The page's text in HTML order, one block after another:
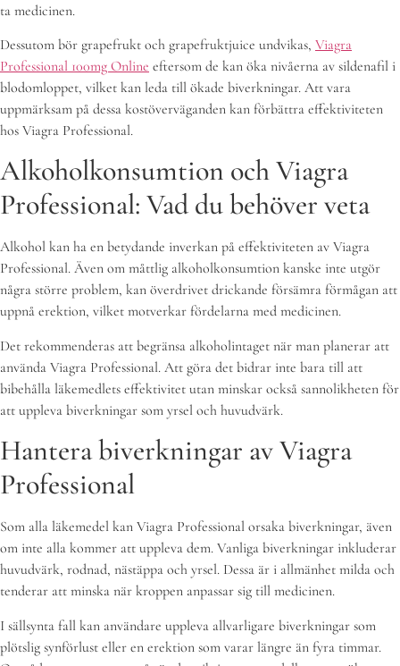
ta medicinen.
Dessutom bör grapefrukt och grapefruktjuice undvikas, Viagra
Professional 100mg Online eftersom de kan öka nivåerna av sildenafil i
blodomloppet, vilket kan leda till ökade biverkningar. Att vara
uppmärksam på dessa kostöverväganden kan förbättra effektiviteten
hos Viagra Professional.
Alkoholkonsumtion och Viagra
Professional: Vad du behöver veta
Alkohol kan ha en betydande inverkan på effektiviteten av Viagra
Professional. Även om måttlig alkoholkonsumtion kanske inte utgör
några större problem, kan överdrivet drickande försämra förmågan att
uppnå erektion, vilket motverkar fördelarna med medicinen.
Det rekommenderas att begränsa alkoholintaget när man planerar att
använda Viagra Professional. Att göra det bidrar inte bara till att
bibehålla läkemedlets effektivitet utan minskar också sannolikheten för
att uppleva biverkningar som yrsel och huvudvärk.
Hantera biverkningar av Viagra
Professional
Som alla läkemedel kan Viagra Professional orsaka biverkningar, även
om inte alla kommer att uppleva dem. Vanliga biverkningar inkluderar
huvudvärk, rodnad, nästäppa och yrsel. Dessa är i allmänhet milda och
tenderar att minska när kroppen anpassar sig till medicinen.
I sällsynta fall kan användare uppleva allvarligare biverkningar som
plötslig synförlust eller en erektion som varar längre än fyra timmar.